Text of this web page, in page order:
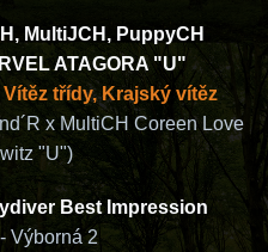
MultiJCH, PuppyCH
ATAGORA "U"
třídy, Krajský vítěz
x MultiCH Coreen Love
"U")
Best Impression
Výborná 2